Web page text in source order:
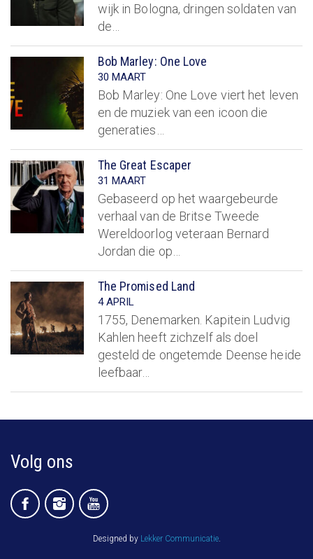
wijk in Bologna, dringen soldaten van
de…
Bob Marley: One Love
30 MAART
Bob Marley: One Love viert het leven
en de muziek van een icoon die
generaties…
The Great Escaper
31 MAART
Gebaseerd op het waargebeurde
verhaal van de Britse Tweede
Wereldoorlog veteraan Bernard
Jordan die op…
The Promised Land
4 APRIL
1755, Denemarken. Kapitein Ludvig
Kahlen heeft zichzelf als doel
gesteld de ongetemde Deense heide
leefbaar…
Volg ons
Designed by Lekker Communicatie.